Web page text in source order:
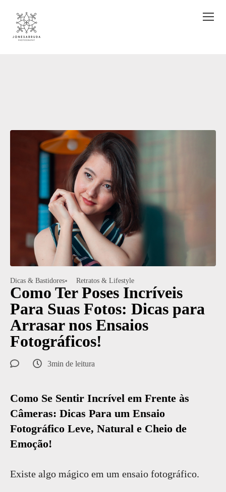
Dicas & Bastidores Retratos & Lifestyle
Como Ter Poses Incríveis
Para Suas Fotos: Dicas para
Arrasar nos Ensaios
Fotográficos!
3min de leitura
Como Se Sentir Incrível em Frente às
Câmeras: Dicas Para um Ensaio
Fotográfico Leve, Natural e Cheio de
Emoção!
Existe algo mágico em um ensaio fotográfico.